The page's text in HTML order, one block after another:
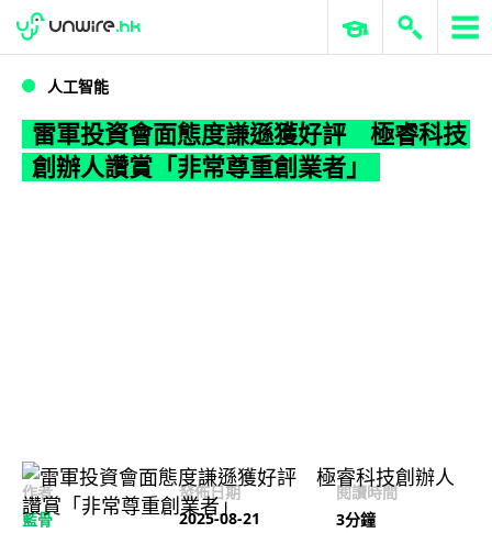
WWDC 2026 ERP 與商業 AI
人工智能
雷軍投資會面態度謙遜獲好評 極睿科技
創辦人讚賞「非常尊重創業者」
作者
藍骨
發佈日期
2025-08-21
閱讀時間
3分鐘